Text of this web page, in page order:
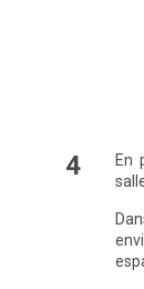
4
En